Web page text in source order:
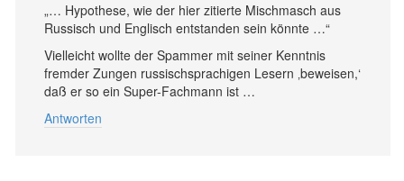
„… Hypothese, wie der hier zitierte Mischmasch aus
Russisch und Englisch entstanden sein könnte …“
Vielleicht wollte der Spammer mit seiner Kenntnis
fremder Zungen russischsprachigen Lesern ‚beweisen,‘
daß er so ein Super-Fachmann ist …
Antworten